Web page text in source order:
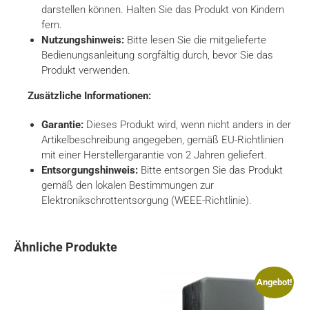
darstellen können. Halten Sie das Produkt von Kindern
fern.
Nutzungshinweis: Bitte lesen Sie die mitgelieferte
Bedienungsanleitung sorgfältig durch, bevor Sie das
Produkt verwenden.
Zusätzliche Informationen:
Garantie: Dieses Produkt wird, wenn nicht anders in der
Artikelbeschreibung angegeben, gemäß EU-Richtlinien
mit einer Herstellergarantie von 2 Jahren geliefert.
Entsorgungshinweis: Bitte entsorgen Sie das Produkt
gemäß den lokalen Bestimmungen zur
Elektronikschrottentsorgung (WEEE-Richtlinie).
Ähnliche Produkte
Angebot!